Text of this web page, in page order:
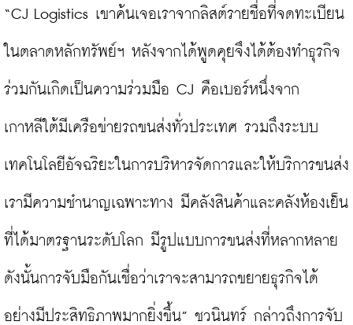
“CJ Logistics เขาค้นเจอเราจากลิสต์รายชื่อที่จดทะเบียน
ในตลาดหลักทรัพย์ฯ หลังจากได้พูดคุยจึงได้ต้องทำธุรกิจ
ร่วมกันเกิดเป็นความร่วมมือ CJ คือเบอร์หนึ่งจาก
เกาหลีใต้มีเครือข่ายรถขนส่งทั่วประเทศ รวมถึงระบบ
เทคโนโลยีอัจฉริยะในการบริหารจัดการและให้บริการขนส่ง
เรามีความชำนาญเฉพาะทาง มีคลังสินค้าและคลังห้องเย็น
ที่ได้มาตรฐานระดับโลก มีรูปแบบการขนส่งที่หลากหลาย
ดังนั้นการจับมือกันเชื่อว่าเราจะสามารถขยายธุรกิจได้
อย่างมีประสิทธิภาพมากยิ่งขึ้น” ชวนินทร์ กล่าวถึงการจับ